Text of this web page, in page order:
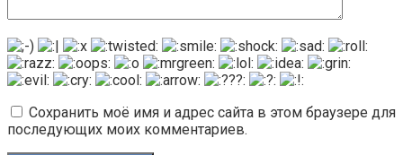
Сохранить моё имя и адрес сайта в этом браузере для
последующих моих комментариев.